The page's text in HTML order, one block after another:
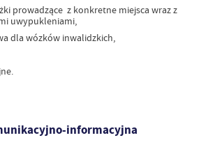
prowadzące z konkretne miejsca wraz z
uwypukleniami,
dla wózków inwalidzkich,
informacyjna